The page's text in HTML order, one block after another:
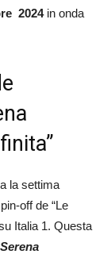
2024in onda
la settima
off de “Le
Italia 1. Questa
Serena